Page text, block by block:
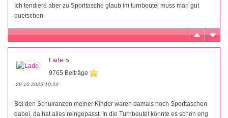
Ich tendiere aber zu Sporttasche glaub im turnbeutel muss man gut
quetschen
Lade
9765 Beiträge
29.10.2025 10:22
Bei den Schulranzen meiner Kinder waren damals noch Sporttaschen
dabei, da hat alles reingepasst. In die Turnbeutel könnte es schon eng